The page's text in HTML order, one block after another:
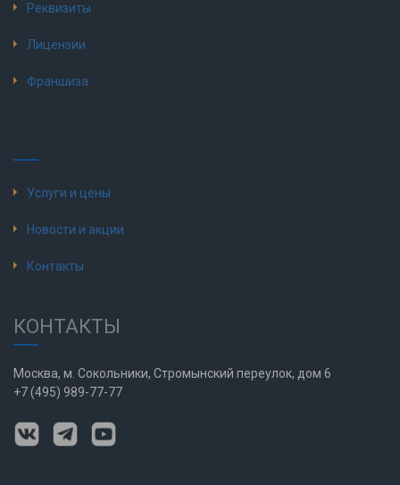
Реквизиты
Лицензии
Франшиза
Услуги и цены
Новости и акции
Контакты
КОНТАКТЫ
Москва, м. Сокольники, Стромынский переулок, дом 6
+7 (495) 989-77-77